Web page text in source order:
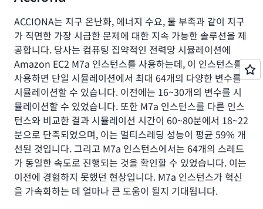
ACCIONA는 지구 온난화, 에너지 수요, 물 부족과 같이 지구
가 직면한 가장 시급한 문제에 대한 지속 가능한 솔루션을 제
공합니다. 당사는 컴퓨팅 집약적인 전력망 시뮬레이션에
Amazon EC2 M7a 인스턴스를 사용하는데, 이 인스턴스를
사용하면 단일 시뮬레이션에서 최대 64개의 다양한 변수를
시뮬레이션할 수 있습니다. 이전에는 16~30개의 변수를 시
뮬레이션할 수 있었습니다. 또한 M7a 인스턴스를 다른 인스
턴스와 비교한 결과 시뮬레이션 시간이 60~80분에서 18~22
분으로 단축되었으며, 이는 멀티스레딩 성능이 평균 59% 개
선된 것입니다. 그리고 M7a 인스턴스에서는 64개의 스레드
가 동일한 속도로 진행되는 것을 확인할 수 있었습니다. 이는
이전에 경험하지 못했던 현상입니다. M7a 인스턴스가 혁신
을 가속화하는 데 얼마나 큰 도움이 될지 기대됩니다.